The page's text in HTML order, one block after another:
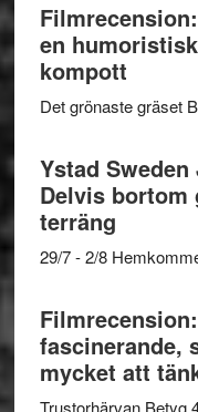
en
kompott
Det grönaste gräset
Ystad Sweden
Delvis bortom
terräng
29/7 - 2/8
fascinerande,
mycket att
Trustorhärvan Betyg